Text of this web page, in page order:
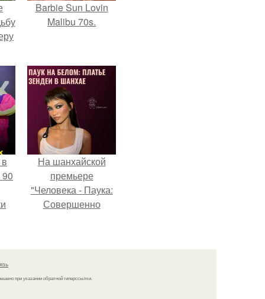
Barbie Sun Lovin
Malibu 70s.
На шанхайской
премьере
"Человека - Паука:
Совершенно
просто очередной
артефакт высокой
при указании обратной гиперссылки.